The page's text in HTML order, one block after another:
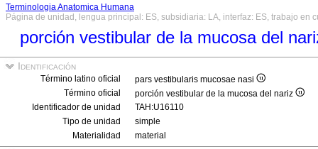
Terminologia Anatomica Humana
Página de unidad, lengua principal: ES, subsidiaria: LA, interfaz: ES, trabajo en
porción vestibular de la mucosa del
Identificación
Término latino oficial
pars vestibularis mucosae nasi
Término oficial
porción vestibular de la mucosa del nariz
Identificador de unidad
TAH:U16110
Tipo de unidad
simple
Materialidad
material